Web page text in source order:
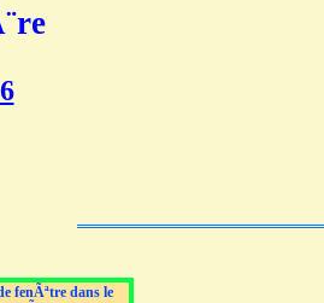
fenÃªtre dans le